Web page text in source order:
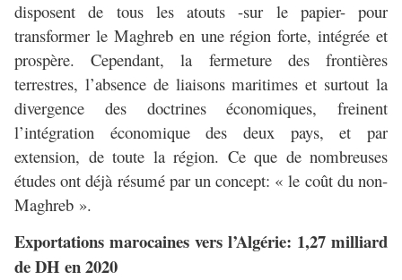
disposent de tous les atouts -sur le papier- pour
transformer le Maghreb en une région forte, intégrée et
prospère. Cependant, la fermeture des frontières
terrestres, l’absence de liaisons maritimes et surtout la
divergence des doctrines économiques, freinent
l’intégration économique des deux pays, et par
extension, de toute la région. Ce que de nombreuses
études ont déjà résumé par un concept: « le coût du non-
Maghreb ».
Exportations marocaines vers l’Algérie: 1,27 milliard
de DH en 2020